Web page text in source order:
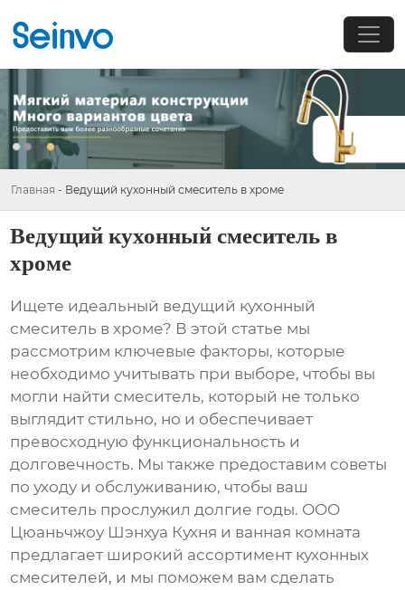
Главная - Ведущий кухонный смеситель в хроме
Ведущий кухонный смеситель в
хроме
Ищете идеальный ведущий кухонный
смеситель в хроме? В этой статье мы
рассмотрим ключевые факторы, которые
необходимо учитывать при выборе, чтобы вы
могли найти смеситель, который не только
выглядит стильно, но и обеспечивает
превосходную функциональность и
долговечность. Мы также предоставим советы
по уходу и обслуживанию, чтобы ваш
смеситель прослужил долгие годы. ООО
Цюаньчжоу Шэнхуа Кухня и ванная комната
предлагает широкий ассортимент кухонных
смесителей, и мы поможем вам сделать